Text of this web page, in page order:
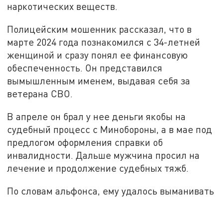
наркотических веществ.
Полицейским мошенник рассказал, что в
марте 2024 года познакомился с 34-летней
женщиной и сразу понял ее финансовую
обеспеченность. Он представился
вымышленным именем, выдавая себя за
ветерана СВО.
В апреле он брал у нее деньги якобы на
судебный процесс с Минобороны, а в мае под
предлогом оформления справки об
инвалидности. Дальше мужчина просил на
лечение и продолжение судебных тяжб.
По словам альфонса, ему удалось выманивать